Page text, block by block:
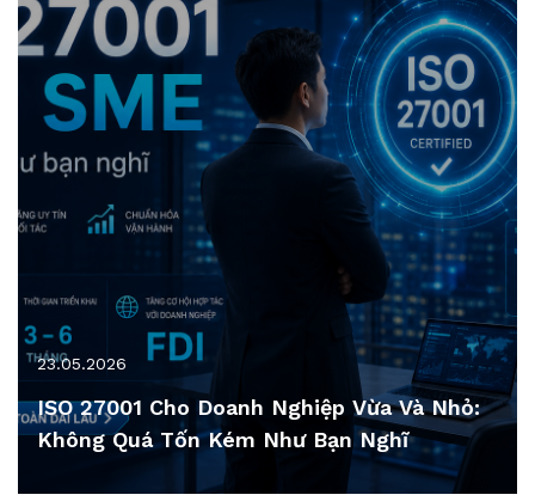
23.05.2026
ISO 27001 Cho Doanh Nghiệp Vừa Và Nhỏ:
Không Quá Tốn Kém Như Bạn Nghĩ